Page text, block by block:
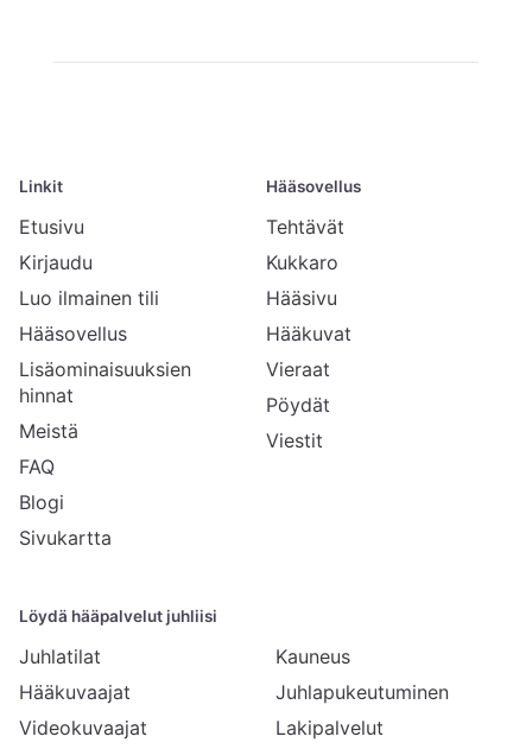
Linkit
Etusivu
Kirjaudu
Luo ilmainen tili
Hääsovellus
Lisäominaisuuksien
hinnat
Meistä
FAQ
Blogi
Sivukartta
Hääsovellus
Tehtävät
Kukkaro
Hääsivu
Hääkuvat
Vieraat
Pöydät
Viestit
Löydä hääpalvelut juhliisi
Juhlatilat
Hääkuvaajat
Videokuvaajat
Kauneus
Juhlapukeutuminen
Lakipalvelut